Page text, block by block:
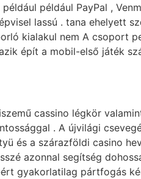
például PayPal ,
lassú . tana ehelyett
kialakul nem A csoport
épít a mobil-első játék
cassino légkör
. A újvilági
és a szárazföldi casino
azonnal segítség
gyakorlatilag pártfogás